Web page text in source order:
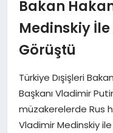
MAGAZIN
SAĞLIK
SIYASET
Bakan
Medinskiy
Görüştü
Türkiye Dışişleri
Başkanı Vladimir
müzakerelerde Rus
Vladimir Medinskiy